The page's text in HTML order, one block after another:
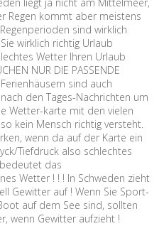
Regen kommt aber meistens
sind wirklich
wirklich richtig Urlaub
Wetter Ihren Urlaub
NUR DIE PASSENDE
sind auch
den Tages-Nachrichten um
Wetter-karte mit den vielen
kein Mensch richtig versteht.
wenn da auf der Karte ein
Tiefdruck also schlechtes
das
Wetter ! ! ! In Schweden zieht
Gewitter auf ! Wenn Sie Sport-
auf dem See sind, sollten
wenn Gewitter aufzieht !